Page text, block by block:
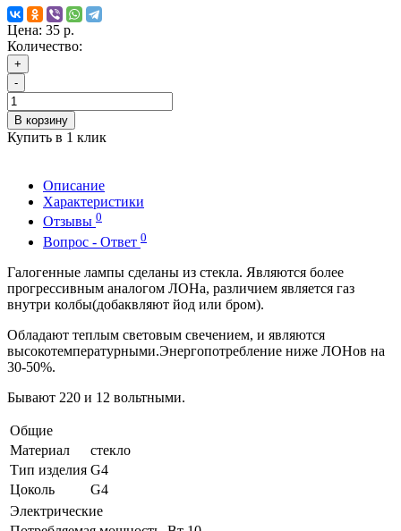
Цена: 35 р.
Количество:
+
-
В корзину
Купить в 1 клик
Описание
Характеристики
Отзывы 0
Вопрос - Ответ 0
Галогенные лампы сделаны из стекла. Являются более
прогрессивным аналогом ЛОНа, различием является газ
внутри колбы(добаквляют йод или бром).
Обладают теплым световым свечением, и являются
высокотемпературными.Энергопотребление ниже ЛОНов на
30-50%.
Бывают 220 и 12 вольтными.
Общие
Материал
стекло
Тип изделия G4
Цоколь
G4
Электрические